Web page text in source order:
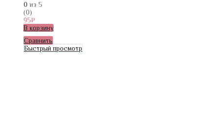
0 из 5
(0)
95₽
В корзину
Сравнить
Быстрый просмотр